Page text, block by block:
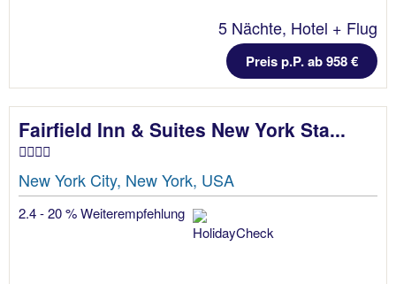
5 Nächte, Hotel + Flug
Preis p.P. ab 958 €
Fairfield Inn & Suites New York Sta...
New York City, New York, USA
2.4 - 20 % Weiterempfehlung